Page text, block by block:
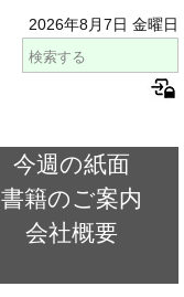
2026年8月7日 金曜日
今週の紙面
書籍のご案内
会社概要